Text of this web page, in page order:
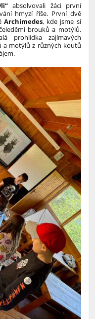
absolvovali žáci první
hmyzí říše. První dvě
Archimedes, kde jsme si
brouků a motýlů.
prohlídka zajímavých
a motýlů z různých koutů